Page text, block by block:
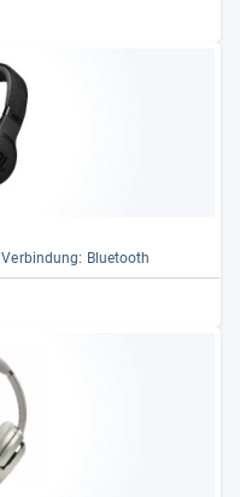
Ver­bin­dung: Blue­tooth